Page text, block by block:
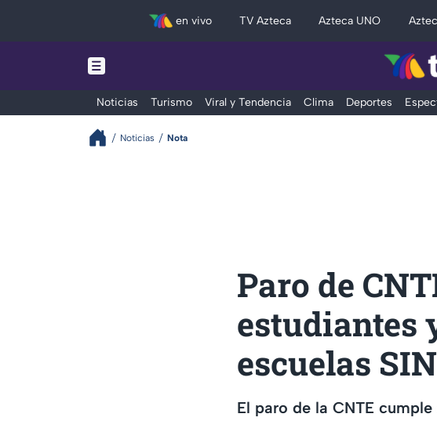
en vivo TV Azteca Azteca UNO
Noticias Turismo Viral y Tendencia Clima Deportes
Noticias Nota
Paro de
estudiantes
escuelas
El paro de la CNTE